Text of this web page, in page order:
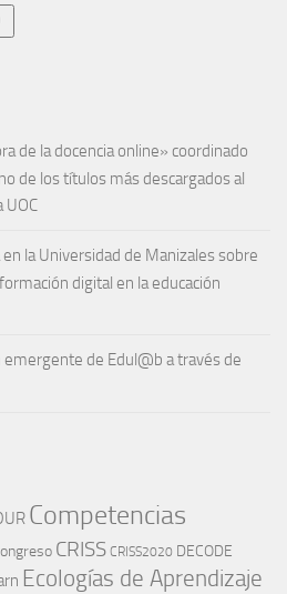
de la docencia online» coordinado
de los títulos más descargados al
UOC
la Universidad de Manizales sobre
digital en la educación
de Edul@b a través de
Competencias
CRISS CRISS2020 DECODE
Ecologías de Aprendizaje